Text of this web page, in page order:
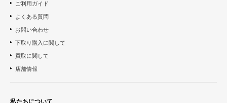
ご利用ガイド
よくある質問
お問い合わせ
下取り購入に関して
買取に関して
店舗情報